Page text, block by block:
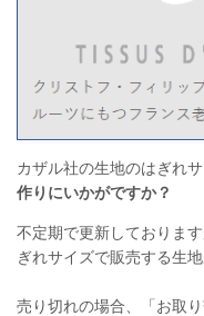
カザル社の生地のはぎれ
作りにいかがですか？
不定期で更新しておりま
ぎれサイズで販売する生地
売り切れの場合、「お取